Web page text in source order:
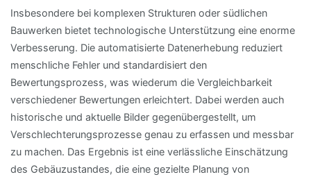
Insbesondere bei komplexen Strukturen oder südlichen
Bauwerken bietet technologische Unterstützung eine enorme
Verbesserung. Die automatisierte Datenerhebung reduziert
menschliche Fehler und standardisiert den
Bewertungsprozess, was wiederum die Vergleichbarkeit
verschiedener Bewertungen erleichtert. Dabei werden auch
historische und aktuelle Bilder gegenübergestellt, um
Verschlechterungsprozesse genau zu erfassen und messbar
zu machen. Das Ergebnis ist eine verlässliche Einschätzung
des Gebäuzustandes, die eine gezielte Planung von